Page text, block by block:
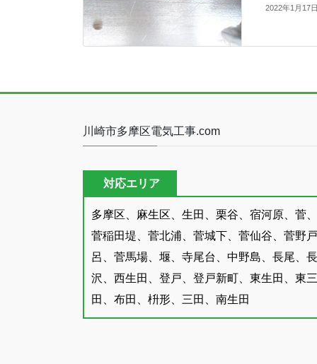
2022年1月17
川崎市多摩区電気工事.com
対応エリア
多摩区、麻生区、生田、栗谷、宿河原、菅、
菅稲田堤、菅北浦、菅城下、菅仙谷、菅野戸
呂、菅馬場、堰、寺尾台、中野島、長尾、長
沢、西生田、登戸、登戸新町、東生田、東三
田、布田、枡形、三田、南生田